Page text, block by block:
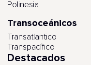
Polinesia
Transoceánicos
Transatlantico
Transpacífico
Destacados